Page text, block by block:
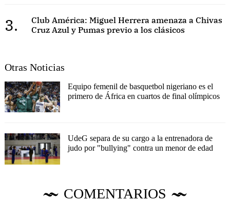
3.
Club América: Miguel Herrera amenaza a Chivas
Cruz Azul y Pumas previo a los clásicos
Otras Noticias
Equipo femenil de basquetbol nigeriano es el
primero de África en cuartos de final olímpicos
UdeG separa de su cargo a la entrenadora de
judo por "bullying" contra un menor de edad
COMENTARIOS